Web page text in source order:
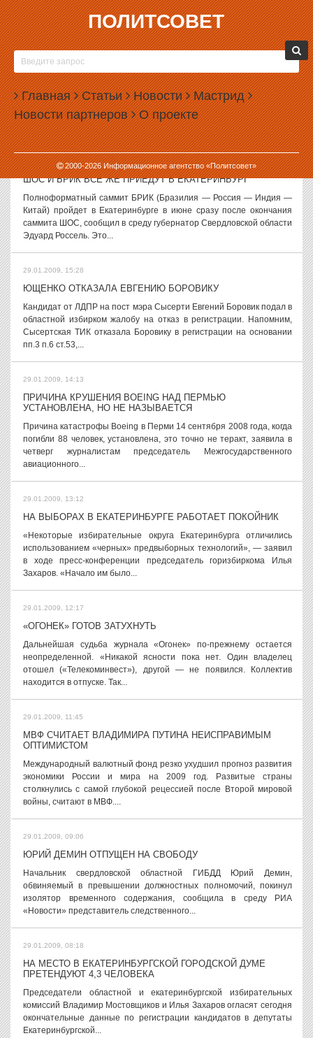
ПОЛИТСОВЕТ
Главная Статьи Новости Мастрид
Новости партнеров О проекте
2000-2026Информационное агентство «Политсовет»
29.01.2009, 16:43
ДМИТРИЙ МЕДВЕДЕВ О ЧЕМ-ТО ЦЕЛЫЙ ЧАС ГОВОРИЛ С
ДМИТРИЕМ МУРАТОВЫМ
Президент России Дмитрий Медведев провел встречу с главным
редактором «Новой газеты» Дмитрием Муратовым и бывшим
президентом СССР Михаилом Горбачевым. Об этом
радиостанции «Эхо Москвы» сообщил сам...
29.01.2009, 16:31
ШОС И БРИК ВСЕ ЖЕ ПРИЕДУТ В ЕКАТЕРИНБУРГ
Полноформатный саммит БРИК (Бразилия — Россия — Индия —
Китай) пройдет в Екатеринбурге в июне сразу после окончания
саммита ШОС, сообщил в среду губернатор Свердловской области
Эдуард Россель. Это...
29.01.2009, 15:28
ЮЩЕНКО ОТКАЗАЛА ЕВГЕНИЮ БОРОВИКУ
Кандидат от ЛДПР на пост мэра Сысерти Евгений Боровик подал в
областной избирком жалобу на отказ в регистрации. Напомним,
Сысертская ТИК отказала Боровику в регистрации на основании
пп.3 п.6 ст.53,...
29.01.2009, 14:13
ПРИЧИНА КРУШЕНИЯ BOEING НАД ПЕРМЬЮ
УСТАНОВЛЕНА, НО НЕ НАЗЫВАЕТСЯ
Причина катастрофы Boeing в Перми 14 сентября 2008 года, когда
погибли 88 человек, установлена, это точно не теракт, заявила в
четверг журналистам председатель Межгосударственного
авиационного...
29.01.2009, 13:12
НА ВЫБОРАХ В ЕКАТЕРИНБУРГЕ РАБОТАЕТ ПОКОЙНИК
«Некоторые избирательные округа Екатеринбурга отличились
использованием «черных» предвыборных технологий», — заявил
в ходе пресс-конференции председатель горизбиркома Илья
Захаров. «Начало им было...
29.01.2009, 12:17
«ОГОНЕК» ГОТОВ ЗАТУХНУТЬ
Дальнейшая судьба журнала «Огонек» по-прежнему остается
неопределенной. «Никакой ясности пока нет. Один владелец
отошел («Телекоминвест»), другой — не появился. Коллектив
находится в отпуске. Так...
29.01.2009, 11:45
МВФ СЧИТАЕТ ВЛАДИМИРА ПУТИНА НЕИСПРАВИМЫМ
ОПТИМИСТОМ
Международный валютный фонд резко ухудшил прогноз развития
экономики России и мира на 2009 год. Развитые страны
столкнулись с самой глубокой рецессией после Второй мировой
войны, считают в МВФ....
29.01.2009, 09:06
ЮРИЙ ДЕМИН ОТПУЩЕН НА СВОБОДУ
Начальник свердловской областной ГИБДД Юрий Демин,
обвиняемый в превышении должностных полномочий, покинул
изолятор временного содержания, сообщила в среду РИА
«Новости» представитель следственного...
29.01.2009, 08:18
НА МЕСТО В ЕКАТЕРИНБУРГСКОЙ ГОРОДСКОЙ ДУМЕ
ПРЕТЕНДУЮТ 4,3 ЧЕЛОВЕКА
Председатели областной и екатеринбургской избирательных
комиссий Владимир Мостовщиков и Илья Захаров огласят сегодня
окончательные данные по регистрации кандидатов в депутаты
Екатеринбургской...